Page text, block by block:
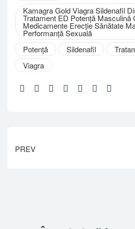
Kamagra Gold Viagra Sildenafil
Tratament ED Potență Masculină
Medicamente Erecție Sănătate
Performanță Sexuală
Potență
Sildenafil
Viagra
Share:
PREV